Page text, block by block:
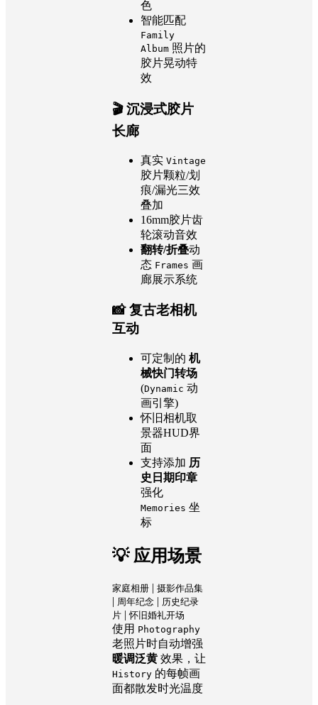
色
智能匹配
Family
Album 照片的
胶片晃动特
效
🎬 沉浸式胶片
长廊
真实 Vintage
胶片颗粒/划
痕/漏光三效
叠加
16mm胶片齿
轮滚动音效
翻转/折叠动
态 Frames 画
廊展示系统
📸 复古老相机
互动
可定制的 机
械快门转场
(Dynamic 动
画引擎)
怀旧相机取
景器HUD界
面
支持添加 历
史日期印章
强化
Memories 坐
标
💡 应用场景
家庭相册 | 摄影作品集
| 周年纪念 | 历史纪录
片 |怀旧婚礼开场
使用 Photography
老照片时自动增强
暖调泛黄 效果，让
History 的每帧画
面都散发时光温度